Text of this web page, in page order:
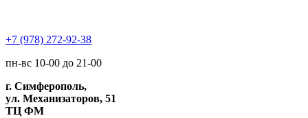
+7 (978) 272-92-38
пн-вс 10-00 до 21-00
г. Симферополь,
ул. Механизаторов, 51
ТЦ ФМ